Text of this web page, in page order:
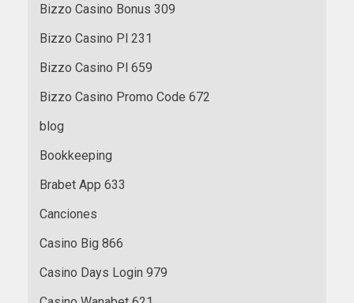
Bizzo Casino Bonus 309
Bizzo Casino Pl 231
Bizzo Casino Pl 659
Bizzo Casino Promo Code 672
blog
Bookkeeping
Brabet App 633
Canciones
Casino Big 866
Casino Days Login 979